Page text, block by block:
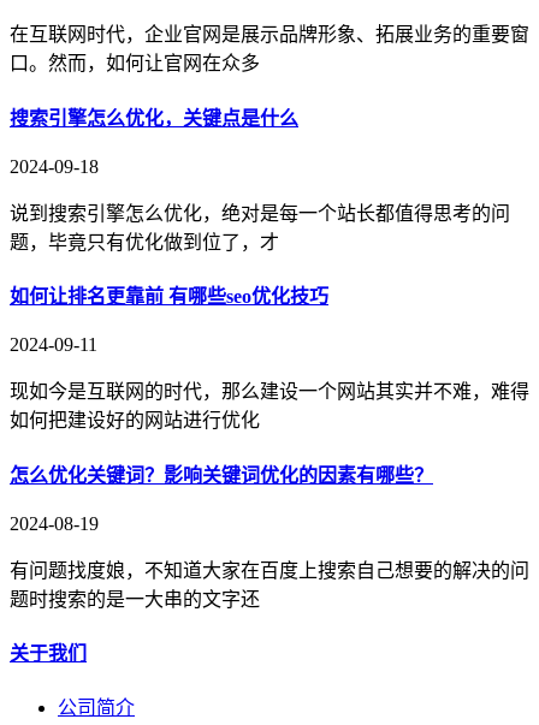
在互联网时代，企业官网是展示品牌形象、拓展业务的重要窗
口。然而，如何让官网在众多
搜索引擎怎么优化，关键点是什么
2024-09-18
说到搜索引擎怎么优化，绝对是每一个站长都值得思考的问
题，毕竟只有优化做到位了，才
如何让排名更靠前 有哪些seo优化技巧
2024-09-11
现如今是互联网的时代，那么建设一个网站其实并不难，难得
如何把建设好的网站进行优化
怎么优化关键词？影响关键词优化的因素有哪些？
2024-08-19
有问题找度娘，不知道大家在百度上搜索自己想要的解决的问
题时搜索的是一大串的文字还
关于我们
公司简介